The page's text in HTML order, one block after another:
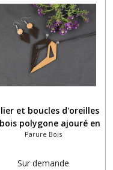
et boucles d'oreilles
polygone ajouré en
bois noir et merisier
Parure Bois
Sur demande